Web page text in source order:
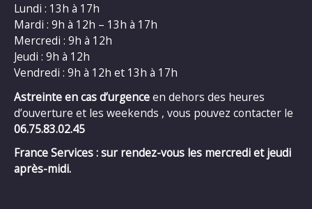
Lundi : 13h à 17h
Mardi : 9h à 12h – 13h à 17h
Mercredi : 9h à 12h
Jeudi : 9h à 12h
Vendredi : 9h à 12h et 13h à 17h
Astreinte en cas d’urgenceen dehors des heures
d’ouverture et les weekends , vous pouvez contacter le
06.75.83.02.45
France Services : sur rendez-vous les mercredi et jeudi
après-midi.